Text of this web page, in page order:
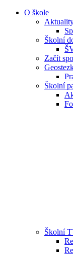
O škole
Školní
Začít
Školní
Školní